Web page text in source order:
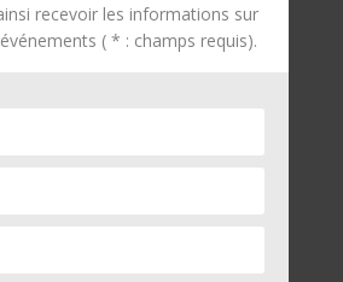
recevoir les informations sur
( * : champs requis).